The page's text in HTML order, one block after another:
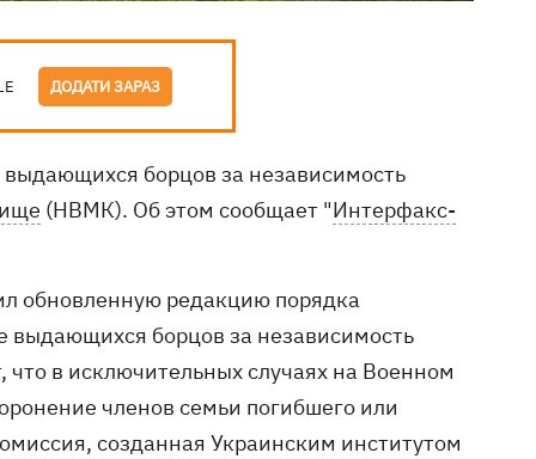
ДОДАТИ ЗАРАЗ
борцов за независимость
(НВМК). Об этом сообщает "Интерфакс-
обновленную редакцию порядка
борцов за независимость
в исключительных случаях на Военном
членов семьи погибшего или
созданная Украинским институтом